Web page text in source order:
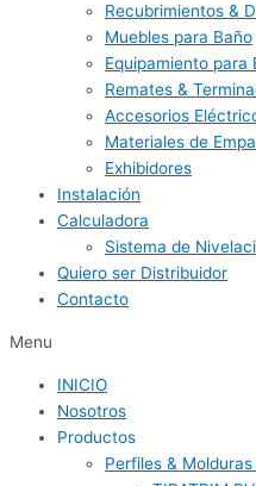
Recubrimientos &
Muebles para Baño
Equipamiento para
Remates &
Accesorios
Materiales de
Exhibidores
Instalación
Calculadora
Sistema de
Quiero ser Distribuidor
Contacto
Menu
INICIO
Nosotros
Productos
Perfiles &